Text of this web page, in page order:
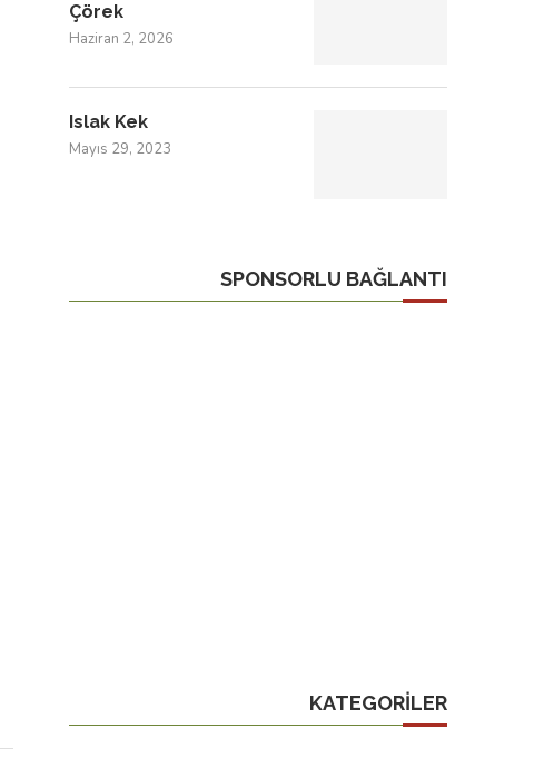
Çörek
Haziran 2, 2026
Islak Kek
Mayıs 29, 2023
SPONSORLU BAĞLANTI
KATEGORILER